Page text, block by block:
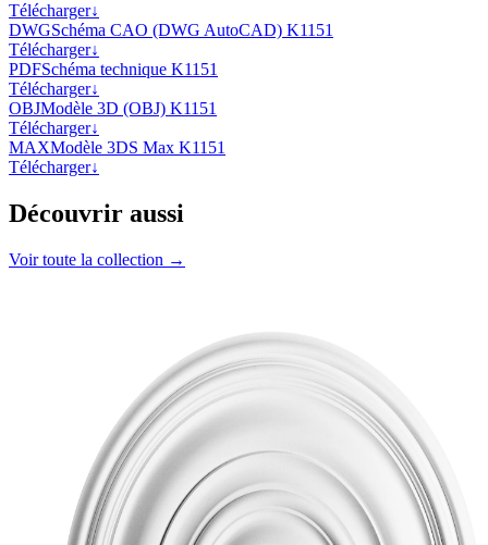
Télécharger↓
DWGSchéma CAO (DWG AutoCAD) K1151
Télécharger↓
PDFSchéma technique K1151
Télécharger↓
OBJModèle 3D (OBJ) K1151
Télécharger↓
MAXModèle 3DS Max K1151
Télécharger↓
Découvrir aussi
Voir toute la collection →